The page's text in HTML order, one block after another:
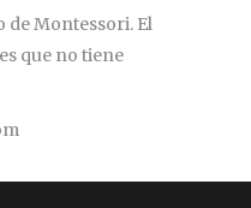
de Montessori. El
que no tiene